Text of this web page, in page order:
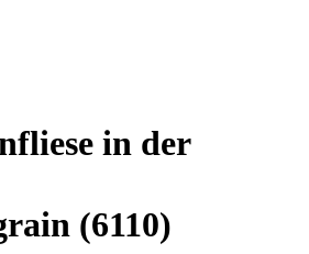
in der
(6110)